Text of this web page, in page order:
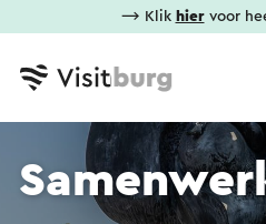
⟶ Klik hiervoor